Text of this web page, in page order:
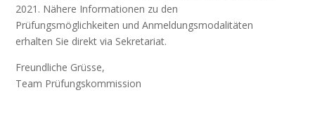
2021. Nähere Informationen zu den
Prüfungsmöglichkeiten und Anmeldungsmodalitäten
erhalten Sie direkt via Sekretariat.
Freundliche Grüsse,
Team Prüfungskommission